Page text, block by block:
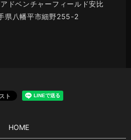
ドベンチャーフィールド安比
県八幡平市細野255-2
HOME